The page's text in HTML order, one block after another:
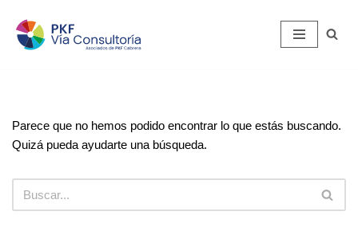
Saltar
Parece que no hemos podido encontrar lo que estás buscando.
Quizá pueda ayudarte una búsqueda.